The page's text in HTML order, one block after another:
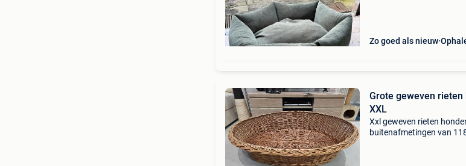
Zo goed als nieuw
Grote geweven
XXL
Xxl geweven rieten
buitenafmetingen van